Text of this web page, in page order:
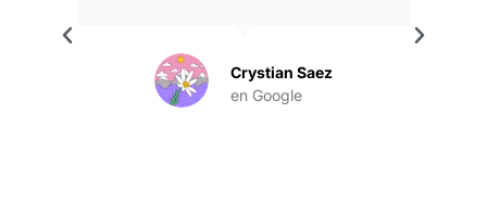
Crystian Saez
en Google